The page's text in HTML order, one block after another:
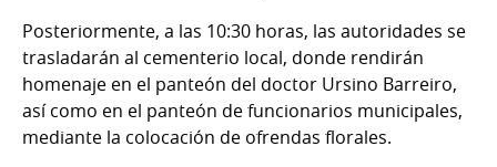
Posteriormente, a las 10:30 horas, las autoridades se
trasladarán al cementerio local, donde rendirán
homenaje en el panteón del doctor Ursino Barreiro,
así como en el panteón de funcionarios municipales,
mediante la colocación de ofrendas florales.